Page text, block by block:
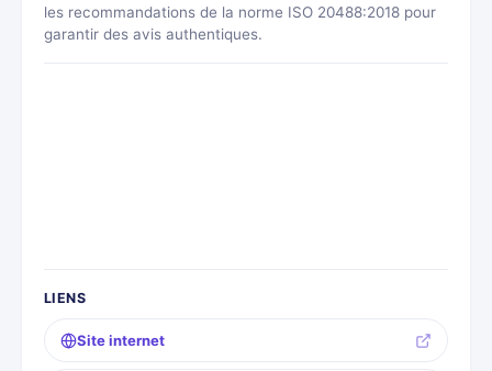
les recommandations de la norme ISO 20488:2018 pour
garantir des avis authentiques.
LIENS
Site internet